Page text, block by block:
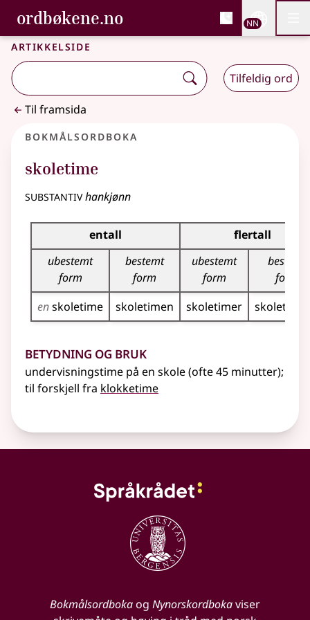
Gå til hovudinnhald
Tilgjenge
ordbøkene.no, Bokmålsordboka og
Bokmålsordboka og Nynorskordboka
NN
Artikkelside
Tilfeldig ord
Til framsida
Bokmålsordboka
skoletime
substantivhankjønn
Bøyingstabell for dette substantivet
entall
flertall
ubestemt
form
bestemt
form
ubestemt
form
bestemt
form
enskoletime skoletimen skoletimer
Betydning og bruk
undervisningstime på en skole (ofte 45 minutter);
til forskjell fra klokketime
Bokmålsordbokaog Nynorskordbokaviser